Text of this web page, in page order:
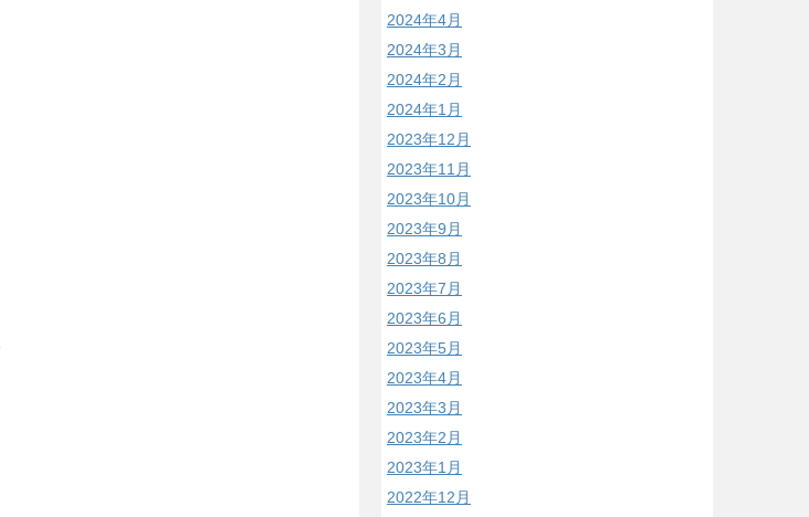
2024年4月
2024年3月
2024年2月
2024年1月
2023年12月
2023年11月
2023年10月
2023年9月
2023年8月
2023年7月
2023年6月
2023年5月
2023年4月
2023年3月
2023年2月
2023年1月
2022年12月